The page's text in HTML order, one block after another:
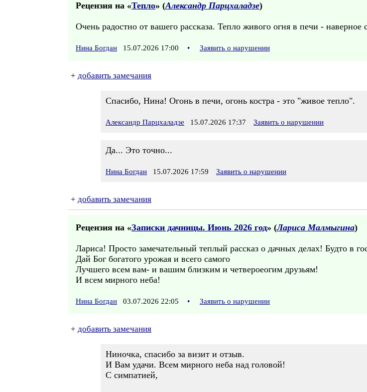
Рецензия на «Тепло» (Александр Парцхаладзе)
Очень радостно от вашего рассказа. Тепло живого огня в печи -
Нина Богдан 15.07.2026 17:00 • Заявить о нарушении
+ добавить замечания
Спасибо, Нина! Огонь в печи, огонь костра - это "живое тепло".
Александр Парцхаладзе 15.07.2026 17:37 Заявить о нарушении
Да... Это точно...
Нина Богдан 15.07.2026 17:59 Заявить о нарушении
+ добавить замечания
Рецензия на «Записки дачницы. Июнь 2026 год» (Лариса Малмыгина)
Лариса! Просто замечательный теплый рассказ о дачных делах! Будто в
Дай Бог богатого урожая и всего самого
Лучшего всем вам- и вашим близким и четвероеогим друзьям!
И всем мирного неба!
Нина Богдан 03.07.2026 22:05 • Заявить о нарушении
+ добавить замечания
Ниночка, спасибо за визит и отзыв.
И Вам удачи. Всем мирного неба над головой!
С симпатией,